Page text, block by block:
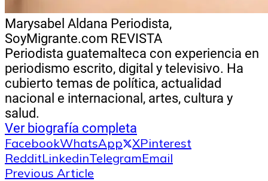
Marysabel Aldana Periodista,
SoyMigrante.com REVISTA
Periodista guatemalteca con experiencia en
periodismo escrito, digital y televisivo. Ha
cubierto temas de política, actualidad
nacional e internacional, artes, cultura y
salud.
Ver biografía completa
FacebookWhatsApp XPinterest
RedditLinkedinTelegramEmail
Previous Article